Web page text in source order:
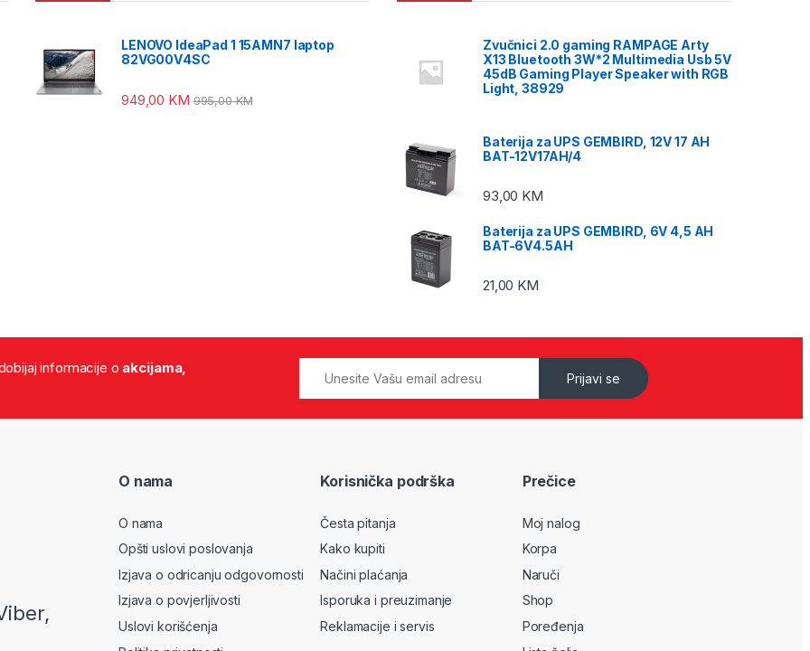
LENOVO IdeaPad 1 15AMN7 laptop
82VG00V4SC
949,00 KM 995,00KM
Zvučnici 2.0 gaming RAMPAGE Arty
X13 Bluetooth 3W*2 Multimedia Usb 5V
45dB Gaming Player Speaker with RGB
Light, 38929
Baterija za UPS GEMBIRD, 12V 17 AH
BAT-12V17AH/4
93,00 KM
Baterija za UPS GEMBIRD, 6V 4,5 AH
BAT-6V4.5AH
21,00 KM
informacije o akcijama,
Prijavi se
O nama
O nama
Opšti uslovi poslovanja
Izjava o odricanju odgovornosti
Izjava o povjerljivosti
Uslovi korišćenja
Korisnička podrška
Česta pitanja
Kako kupiti
Načini plaćanja
Isporuka i preuzimanje
Reklamacije i servis
Prečice
Moj nalog
Korpa
Naruči
Shop
Poređenja